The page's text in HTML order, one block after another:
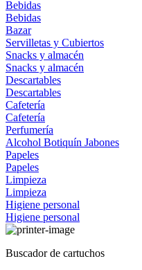
Bebidas
Bebidas
Bazar
Servilletas y Cubiertos
Snacks y almacén
Snacks y almacén
Descartables
Descartables
Cafetería
Cafetería
Perfumería
Alcohol Botiquín Jabones
Papeles
Papeles
Limpieza
Limpieza
Higiene personal
Higiene personal
Buscador de cartuchos